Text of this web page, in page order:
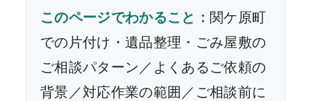
このページでわかること： 関ケ原町
での片付け・遺品整理・ごみ屋敷の
ご相談パターン／よくあるご依頼の
背景／対応作業の範囲／ご相談前に